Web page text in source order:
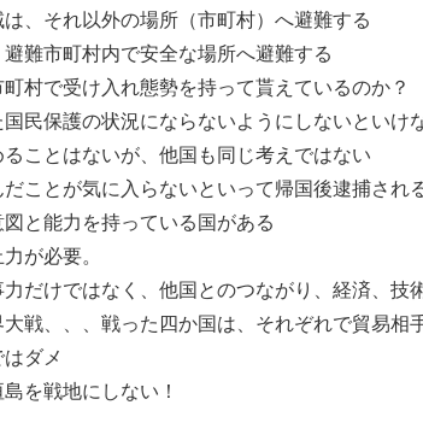
、それ以外の場所（市町村）へ避難する
難市町村内で安全な場所へ避難する
村で受け入れ態勢を持って貰えているのか？
国民保護の状況にならないようにしないといけ
ることはないが、他国も同じ考えではない
ことが気に入らないといって帰国後逮捕され
図と能力を持っている国がある
が必要。
だけではなく、他国とのつながり、経済、技
大戦、、、戦った四か国は、それぞれで貿易相
ダメ
島を戦地にしない！